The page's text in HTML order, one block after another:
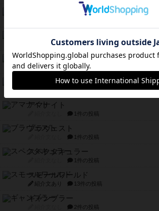
テンプテーション
紹介文あり 2件の投稿
宵と暁の呪文書
紹介文あり 8件の投稿
リスボン・トラム 28
紹介文あり 9件の投稿
アマナイト
1件の投稿
ブラヴェスト
1件の投稿
スペクタキュラー
1件の投稿
スモールワールド
紹介文あり 13件の投稿
ギャンブラー
2件の投稿